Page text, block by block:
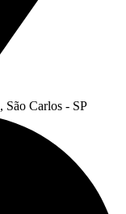
São Carlos - SP